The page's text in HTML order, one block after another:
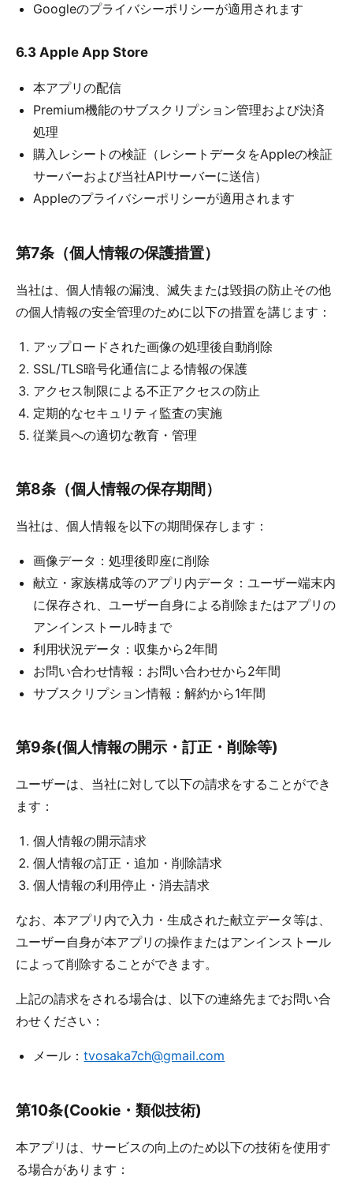
Googleのプライバシーポリシーが適用されます
6.3 Apple App Store
本アプリの配信
Premium機能のサブスクリプション管理および決済
処理
購入レシートの検証（レシートデータをAppleの検証
サーバーおよび当社APIサーバーに送信）
Appleのプライバシーポリシーが適用されます
第7条（個人情報の保護措置）
当社は、個人情報の漏洩、滅失または毀損の防止その他
の個人情報の安全管理のために以下の措置を講じます：
アップロードされた画像の処理後自動削除
SSL/TLS暗号化通信による情報の保護
アクセス制限による不正アクセスの防止
定期的なセキュリティ監査の実施
従業員への適切な教育・管理
第8条（個人情報の保存期間）
当社は、個人情報を以下の期間保存します：
画像データ：処理後即座に削除
献立・家族構成等のアプリ内データ：ユーザー端末内
に保存され、ユーザー自身による削除またはアプリの
アンインストール時まで
利用状況データ：収集から2年間
お問い合わせ情報：お問い合わせから2年間
サブスクリプション情報：解約から1年間
第9条(個人情報の開示・訂正・削除等)
ユーザーは、当社に対して以下の請求をすることができ
ます：
個人情報の開示請求
個人情報の訂正・追加・削除請求
個人情報の利用停止・消去請求
なお、本アプリ内で入力・生成された献立データ等は、
ユーザー自身が本アプリの操作またはアンインストール
によって削除することができます。
上記の請求をされる場合は、以下の連絡先までお問い合
わせください：
メール：tvosaka7ch@gmail.com
第10条(Cookie・類似技術)
本アプリは、サービスの向上のため以下の技術を使用す
る場合があります：